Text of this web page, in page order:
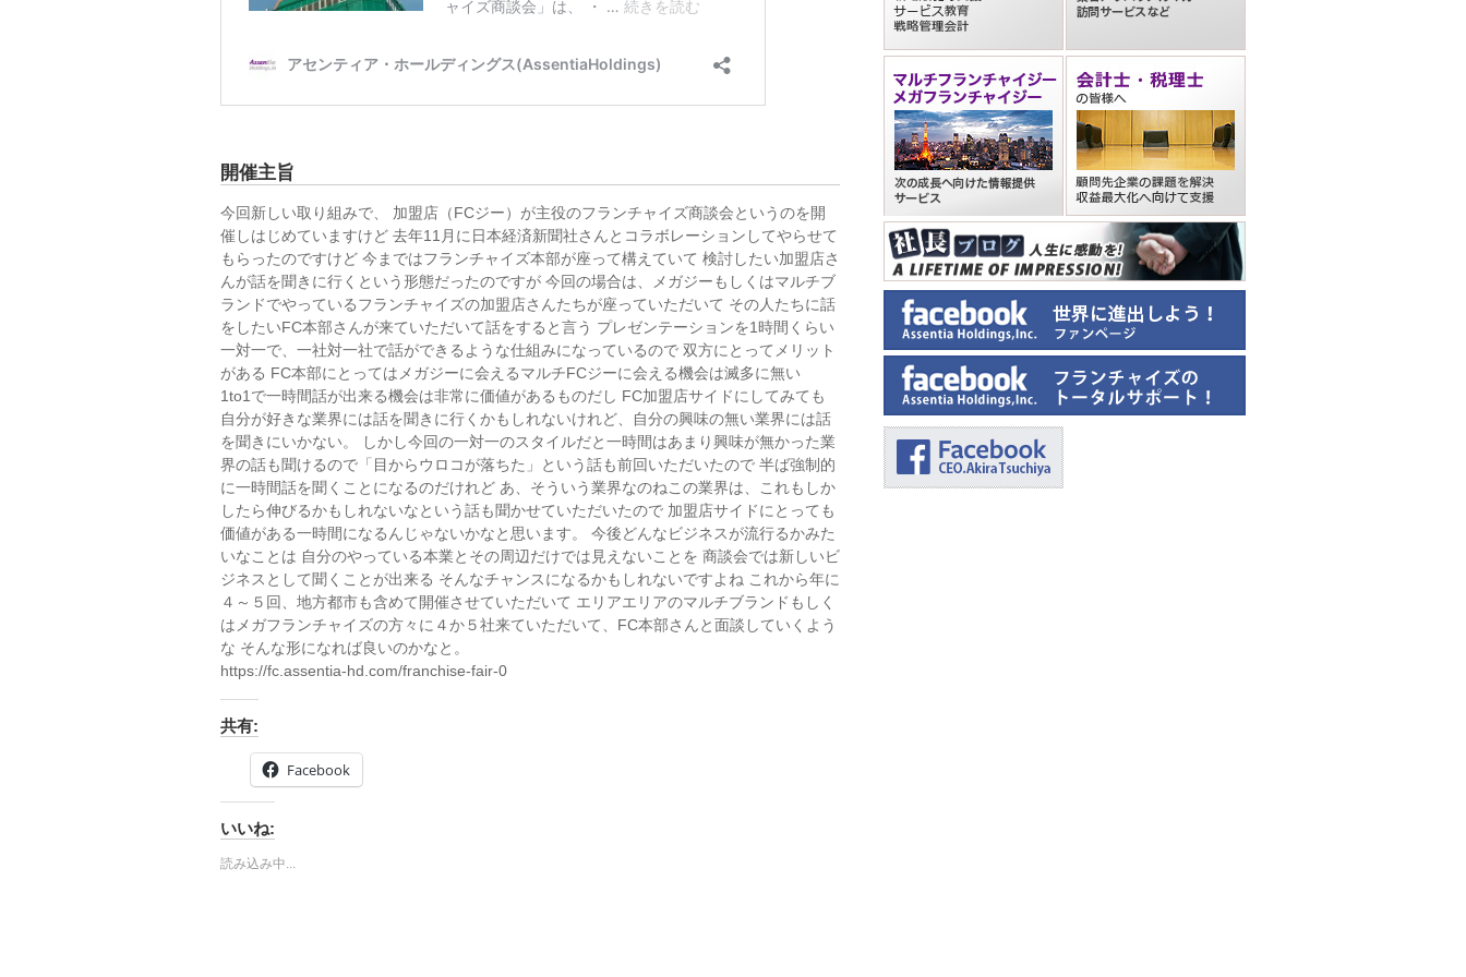
開催主旨
今回新しい取り組みで、 加盟店（FCジー）が主役のフランチャイズ商談会というのを開
催しはじめていますけど 去年11月に日本経済新聞社さんとコラボレーションしてやらせて
もらったのですけど 今まではフランチャイズ本部が座って構えていて 検討したい加盟店さ
んが話を聞きに行くという形態だったのですが 今回の場合は、メガジーもしくはマルチブ
ランドでやっているフランチャイズの加盟店さんたちが座っていただいて その人たちに話
をしたいFC本部さんが来ていただいて話をすると言う プレゼンテーションを1時間くらい
一対一で、一社対一社で話ができるような仕組みになっているので 双方にとってメリット
がある FC本部にとってはメガジーに会えるマルチFCジーに会える機会は滅多に無い
1to1で一時間話が出来る機会は非常に価値があるものだし FC加盟店サイドにしてみても
自分が好きな業界には話を聞きに行くかもしれないけれど、自分の興味の無い業界には話
を聞きにいかない。 しかし今回の一対一のスタイルだと一時間はあまり興味が無かった業
界の話も聞けるので「目からウロコが落ちた」という話も前回いただいたので 半ば強制的
に一時間話を聞くことになるのだけれど あ、そういう業界なのねこの業界は、これもしか
したら伸びるかもしれないなという話も聞かせていただいたので 加盟店サイドにとっても
価値がある一時間になるんじゃないかなと思います。 今後どんなビジネスが流行るかみた
いなことは 自分のやっている本業とその周辺だけでは見えないことを 商談会では新しいビ
ジネスとして聞くことが出来る そんなチャンスになるかもしれないですよね これから年に
４～５回、地方都市も含めて開催させていただいて エリアエリアのマルチブランドもしく
はメガフランチャイズの方々に４か５社来ていただいて、FC本部さんと面談していくよう
な そんな形になれば良いのかなと。
https://fc.assentia-hd.com/franchise-fair-0
共有:
Facebook
いいね:
読み込み中...